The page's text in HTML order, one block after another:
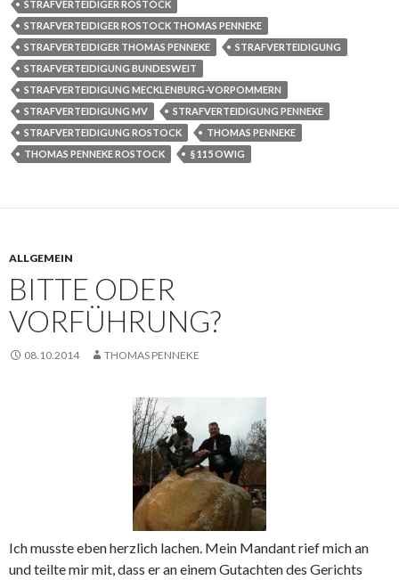
STRAFVERTEIDIGER ROSTOCK
STRAFVERTEIDIGER ROSTOCK THOMAS PENNEKE
STRAFVERTEIDIGER THOMAS PENNEKE
STRAFVERTEIDIGUNG
STRAFVERTEIDIGUNG BUNDESWEIT
STRAFVERTEIDIGUNG MECKLENBURG-VORPOMMERN
STRAFVERTEIDIGUNG MV
STRAFVERTEIDIGUNG PENNEKE
STRAFVERTEIDIGUNG ROSTOCK
THOMAS PENNEKE
THOMAS PENNEKE ROSTOCK
§ 115 OWIG
ALLGEMEIN
BITTE ODER
VORFÜHRUNG?
08.10.2014 THOMAS PENNEKE
Ich musste eben herzlich lachen. Mein Mandant rief mich an
und teilte mir mit, dass er an einem Gutachten des Gerichts